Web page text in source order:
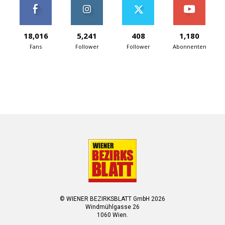
18,016
Fans
5,241
Follower
408
Follower
1,180
Abonnenten
© WIENER BEZIRKSBLATT GmbH 2026
Windmühlgasse 26
1060 Wien.